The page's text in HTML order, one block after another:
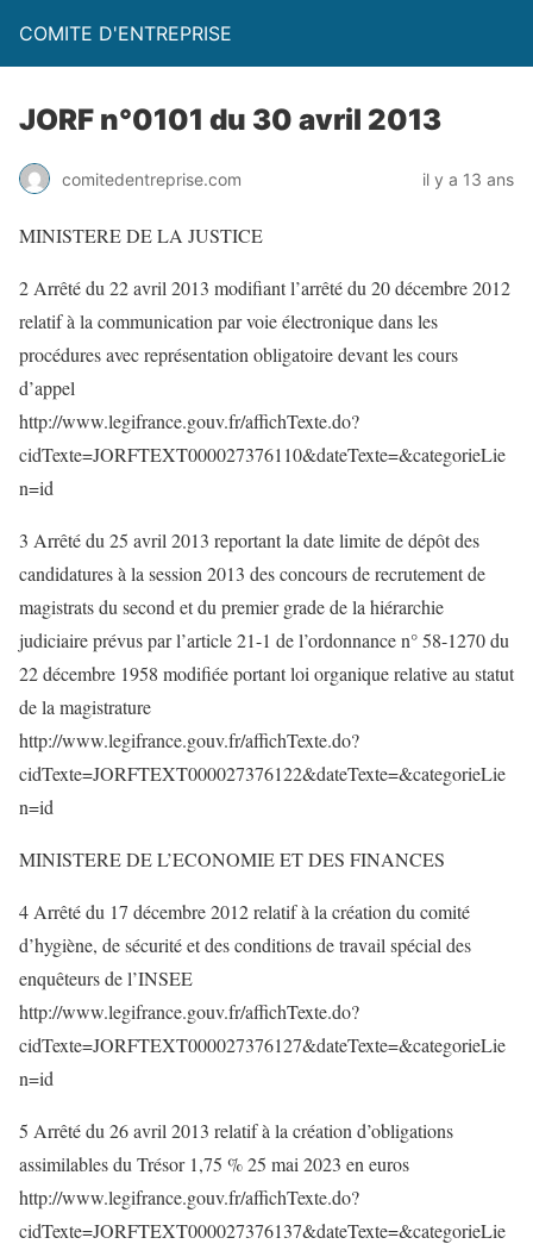
COMITE D'ENTREPRISE
JORF n°0101 du 30 avril 2013
comitedentreprise.com il y a 13 ans
MINISTERE DE LA JUSTICE
2 Arrêté du 22 avril 2013 modifiant l’arrêté du 20 décembre 2012
relatif à la communication par voie électronique dans les
procédures avec représentation obligatoire devant les cours
d’appel
http://www.legifrance.gouv.fr/affichTexte.do?
cidTexte=JORFTEXT000027376110&dateTexte=&categorieLie
n=id
3 Arrêté du 25 avril 2013 reportant la date limite de dépôt des
candidatures à la session 2013 des concours de recrutement de
magistrats du second et du premier grade de la hiérarchie
judiciaire prévus par l’article 21-1 de l’ordonnance n° 58-1270 du
22 décembre 1958 modifiée portant loi organique relative au statut
de la magistrature
http://www.legifrance.gouv.fr/affichTexte.do?
cidTexte=JORFTEXT000027376122&dateTexte=&categorieLie
n=id
MINISTERE DE L’ECONOMIE ET DES FINANCES
4 Arrêté du 17 décembre 2012 relatif à la création du comité
d’hygiène, de sécurité et des conditions de travail spécial des
enquêteurs de l’INSEE
http://www.legifrance.gouv.fr/affichTexte.do?
cidTexte=JORFTEXT000027376127&dateTexte=&categorieLie
n=id
5 Arrêté du 26 avril 2013 relatif à la création d’obligations
assimilables du Trésor 1,75 % 25 mai 2023 en euros
http://www.legifrance.gouv.fr/affichTexte.do?
cidTexte=JORFTEXT000027376137&dateTexte=&categorieLie